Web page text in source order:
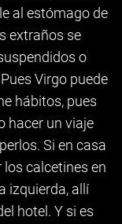
al estómago de
extraños se
o
Virgo puede
hábitos, pues
hacer un viaje
Si en casa
calcetines en
izquierda, allí
hotel. Y si es